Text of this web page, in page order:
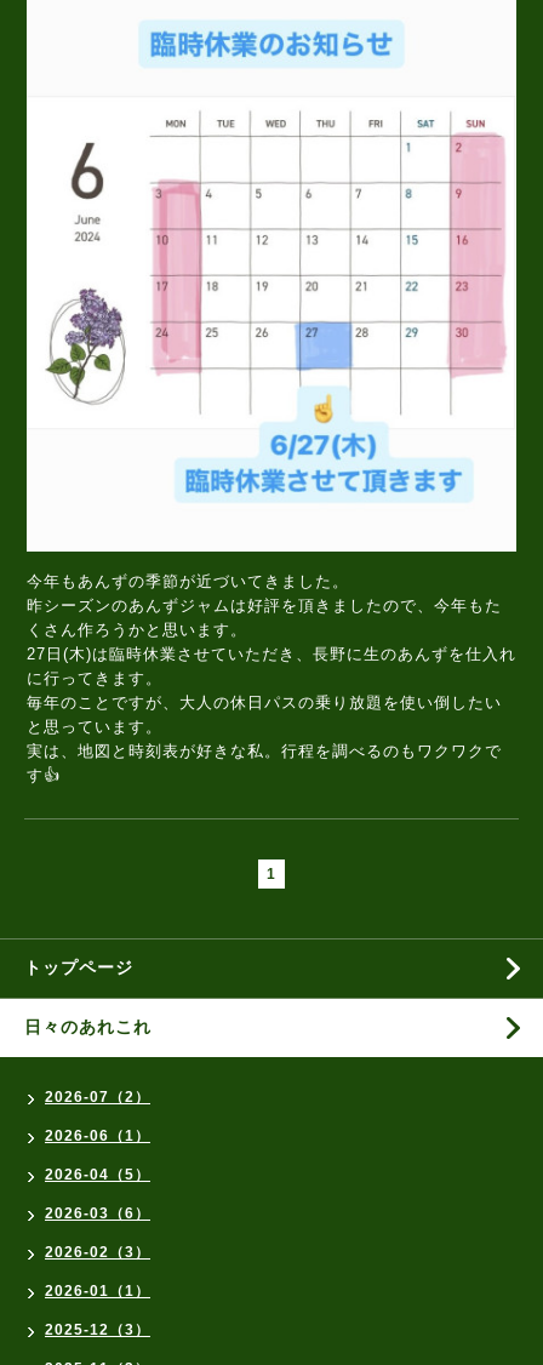
今年もあんずの季節が近づいてきました。
昨シーズンのあんずジャムは好評を頂きましたので、今年もた
くさん作ろうかと思います。
27日(木)は臨時休業させていただき、長野に生のあんずを仕入れ
に行ってきます。
毎年のことですが、大人の休日パスの乗り放題を使い倒したい
と思っています。
実は、地図と時刻表が好きな私。行程を調べるのもワクワクで
す👍
1
トップページ
日々のあれこれ
2026-07（2）
2026-06（1）
2026-04（5）
2026-03（6）
2026-02（3）
2026-01（1）
2025-12（3）